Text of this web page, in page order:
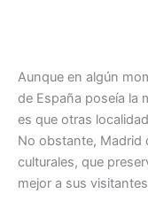
Aunque en algún
de España poseía la
es que otras
No obstante, Madrid
culturales, que
mejor a sus